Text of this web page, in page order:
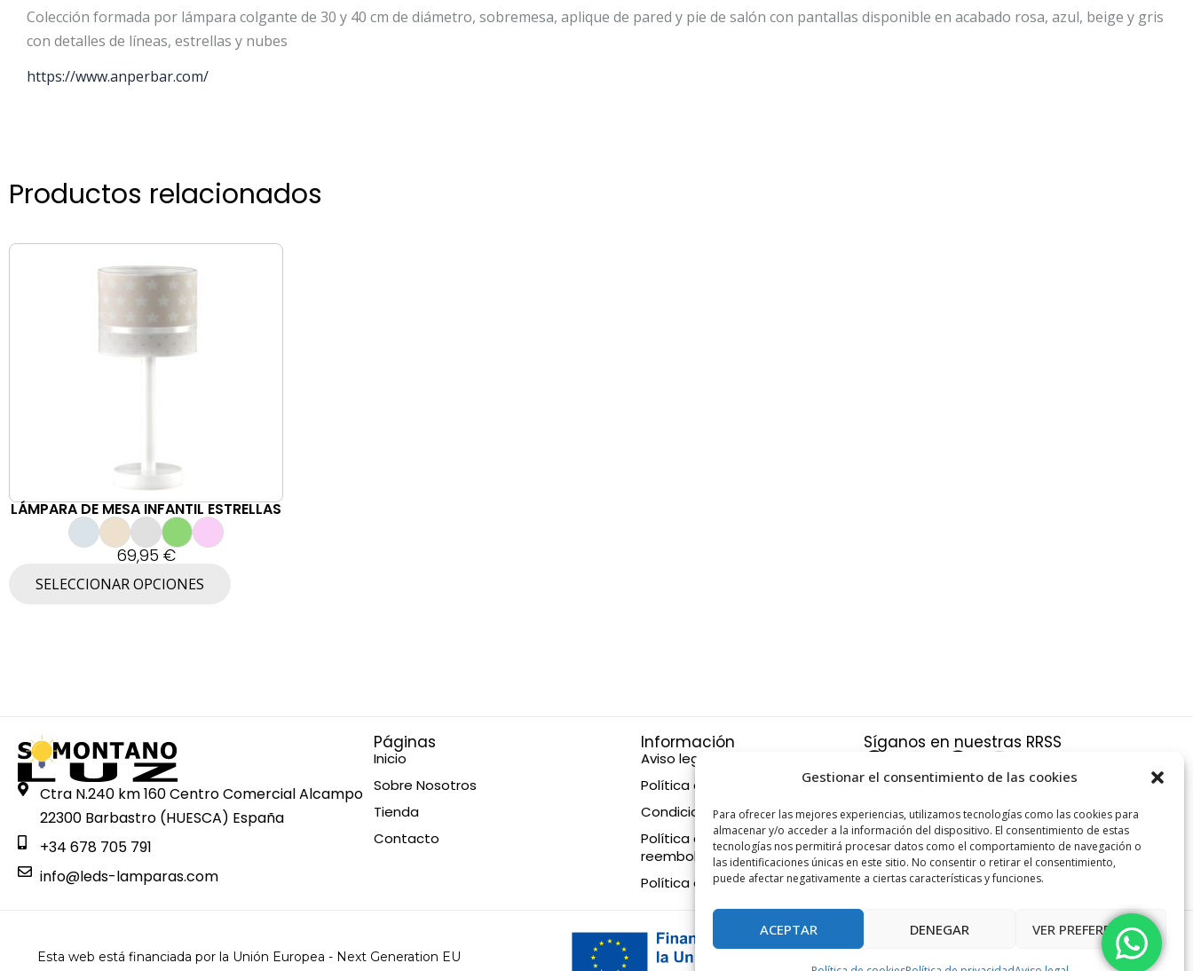
Gestionar el consentimiento de las cookies
Para ofrecer las mejores experiencias, utilizamos tecnologías como las cookies para
almacenar y/o acceder a la información del dispositivo. El consentimiento de estas
tecnologías nos permitirá procesar datos como el comportamiento de navegación o
las identificaciones únicas en este sitio. No consentir o retirar el consentimiento,
puede afectar negativamente a ciertas características y funciones.
ACEPTAR DENEGAR VER PREFERENCIAS
Colección formada por lámpara colgante de 30 y 40 cm de diámetro, sobremesa, aplique de pared y pie de salón con pantallas disponible en acabado rosa, azul, beige y gris
con detalles de líneas, estrellas y nubes
https://www.anperbar.com/
Productos relacionados
LÁMPARA DE MESA INFANTIL ESTRELLAS
69,95 €
SELECCIONAR OPCIONES
c
t
e
Ctra N.240 km 160 Centro Comercial Alcampo
22300 Barbastro (HUESCA) España
+34 678 705 791
info@leds-lamparas.com
Páginas
Inicio
Sobre Nosotros
Tienda
Contacto
Información
Aviso legal
Política de privacidad
Condiciones de compra
Política de devoluciones y
reembolsos
Política de cookies
Síganos en nuestras RRSS
F
a
e
b
o
o
-
t
w
i
t
t
r
P
i
n
t
e
r
e
t
I
n
s
t
a
g
r
Esta web está financiada por la Unión Europea - Next Generation EU